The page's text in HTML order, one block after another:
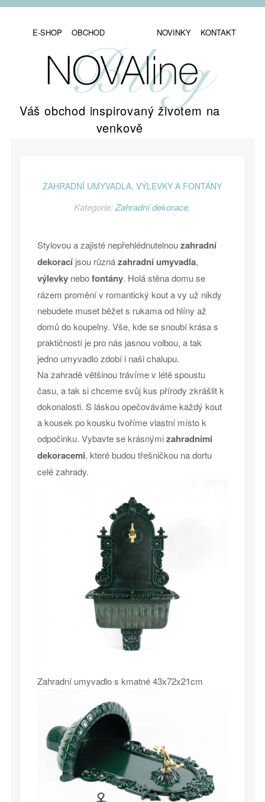
E-SHOP OBCHOD NOVINKY KONTAKT
Váš obchod inspirovaný životem na
venkově
ZAHRADNÍ UMYVADLA, VÝLEVKY A FONTÁNY
Kategorie:Zahradní dekorace,
Stylovou a zajisté nepřehlédnutelnouzahradní
dekoracíjsou různázahradní umyvadla,
výlevkynebofontány. Holá stěna domu se
rázem promění v romantický kout a vy už nikdy
nebudete muset běžet s rukama od hlíny až
domů do koupelny. Vše, kde se snoubí krása s
praktičností je pro nás jasnou volbou, a tak
jedno umyvadlo zdobí i naši chalupu.
Na zahradě většinou trávíme v létě spoustu
času, a tak si chceme svůj kus přírody zkrášlit k
dokonalosti. S láskou opečováváme každý kout
a kousek po kousku tvoříme vlastní místo k
odpočinku. Vybavte se krásnýmizahradními
dekoracemi, které budou třešničkou na dortu
celé zahrady.
Zahradní umyvadlo s kmatné 43x72x21cm